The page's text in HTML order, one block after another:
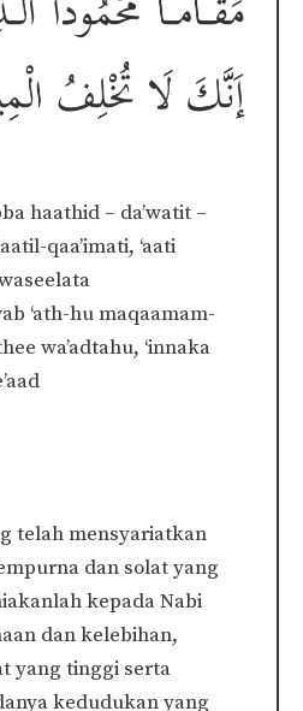
haathid – da’watit –
qaa’imati, ‘aati
‘ath-hu maqaamam-
wa’adtahu, ‘innaka
telah mensyariatkan
dan solat yang
kepada Nabi
dan kelebihan,
yang tinggi serta
kedudukan yang